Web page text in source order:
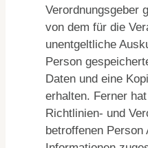
Verordnungsgeber
von dem für die
unentgeltliche
Person
Daten und eine
erhalten. Ferner
Richtlinien- und
betroffenen Person